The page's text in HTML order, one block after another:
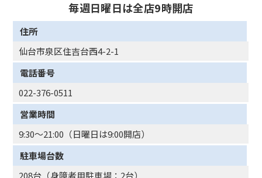
毎週日曜日は全店9時開店
住所
仙台市泉区住吉台西4-2-1
電話番号
022-376-0511
営業時間
9:30～21:00（日曜日は9:00開店）
駐車場台数
208台（身障者用駐車場：2台）